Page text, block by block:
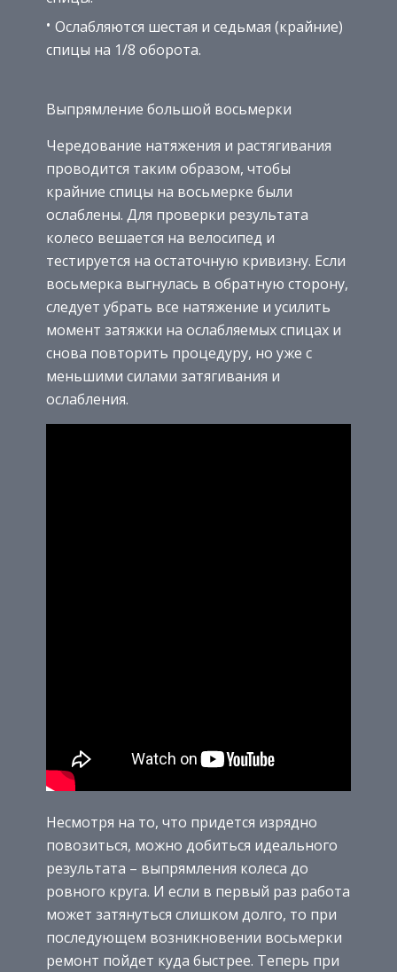
Ослабляются шестая и седьмая (крайние)
спицы на 1/8 оборота.
Выпрямление большой восьмерки
Чередование натяжения и растягивания
проводится таким образом, чтобы
крайние спицы на восьмерке были
ослаблены. Для проверки результата
колесо вешается на велосипед и
тестируется на остаточную кривизну. Если
восьмерка выгнулась в обратную сторону,
следует убрать все натяжение и усилить
момент затяжки на ослабляемых спицах и
снова повторить процедуру, но уже с
меньшими силами затягивания и
ослабления.
Несмотря на то, что придется изрядно
повозиться, можно добиться идеального
результата – выпрямления колеса до
ровного круга. И если в первый раз работа
может затянуться слишком долго, то при
последующем возникновении восьмерки
ремонт пойдет куда быстрее. Теперь при